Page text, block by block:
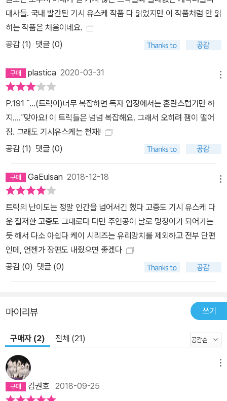
건의 특징에 좀 더 가까이 다가가게 된다. 유일한 해답에 도달하기 위
라고 생각한다. 힘든 건 작가가 다 할 테니 독자는 그냥 작가를 믿고
할 만큼 연구하고 조사하는 그의 명성을 입증이라도 하듯 트릭 하나
를 성립시키기 위해 어마어마한 양의 아이디어가 투입된 책, 그리하
여 추리소설의 즐거움을 제대로 만끽할 수 있는 책이 바로 『미스터리
클락』이다.
대사들. 국내 발간된 기시 유스케 작품 다 읽었지만 이 작품처럼 안 읽
히는 작품은 처음이네요.
공감 (1) 댓글 (0)
plastica 2020-03-31
P.191 ˝...(트릭이)너무 복잡하면 독자 입장에서는 혼란스럽기만 하
지....˝맞아요! 이 트릭들은 넘넘 복잡해요. 그래서 오히려 잼이 떨어
짐. 그래도 기시유스케는 천재!
공감 (1) 댓글 (0)
GaEulsan 2018-12-18
트릭의 난이도는 정말 인간을 넘어서긴 했다 고증도 기시 유스케 다
운 철저한 고증도 그대로다 다만 주인공이 날로 멍청이가 되어가는
듯 해서 다소 아쉽다 케이 시리즈는 유리망치를 제외하고 전부 단편
인데, 언젠가 장편도 내줬으면 좋겠다
공감 (0) 댓글 (0)
마이리뷰 쓰기
구매자 (2) 전체 (21)
김권호 2018-09-25